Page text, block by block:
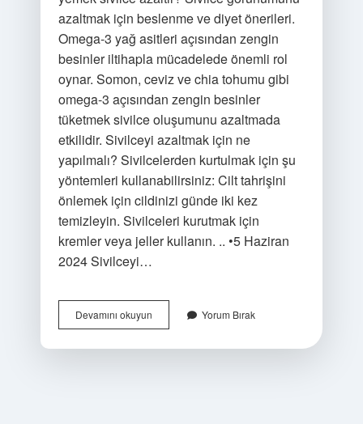
azaltmak için beslenme ve diyet önerileri.
Omega-3 yağ asitleri açısından zengin
besinler iltihapla mücadelede önemli rol
oynar. Somon, ceviz ve chia tohumu gibi
omega-3 açısından zengin besinler
tüketmek sivilce oluşumunu azaltmada
etkilidir. Sivilceyi azaltmak için ne
yapılmalı? Sivilcelerden kurtulmak için şu
yöntemleri kullanabilirsiniz: Cilt tahrişini
önlemek için cildinizi günde iki kez
temizleyin. Sivilceleri kurutmak için
kremler veya jeller kullanın. .. •5 Haziran
2024 Sivilceyi…
Devamını okuyunNe
Yersek
Yorum Bırak